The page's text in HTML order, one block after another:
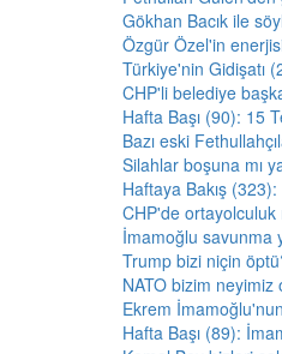
Gökhan Bacık ile
Özgür Özel'in
Türkiye'nin Gidişatı
CHP'li belediye
Hafta Başı (90): 15
Bazı eski
Silahlar boşuna mı
Haftaya Bakış
CHP'de
İmamoğlu savunma
Trump bizi niçin
NATO bizim neyimiz
Ekrem
Hafta Başı (89):